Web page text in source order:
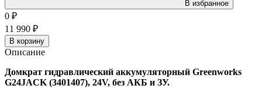
В избранное
0 ₽
11 990 ₽
В корзину
Описание
Домкрат гидравлический аккумуляторный Greenworks
G24JACK (3401407), 24V, без АКБ и ЗУ.